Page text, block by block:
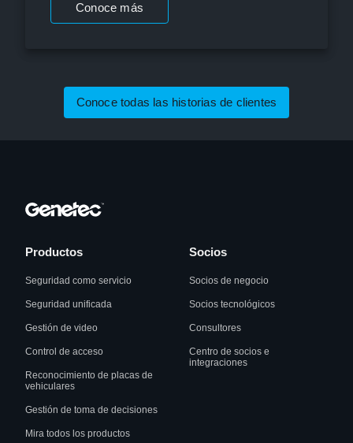
Conoce más
Conoce todas las historias de clientes
Productos
Seguridad como servicio
Seguridad unificada
Gestión de video
Control de acceso
Reconocimiento de placas de
vehiculares
Gestión de toma de decisiones
Mira todos los productos
Socios
Socios de negocio
Socios tecnológicos
Consultores
Centro de socios e
integraciones